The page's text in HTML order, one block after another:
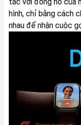
hình, chỉ bằng cách
nhau để nhận cuộc